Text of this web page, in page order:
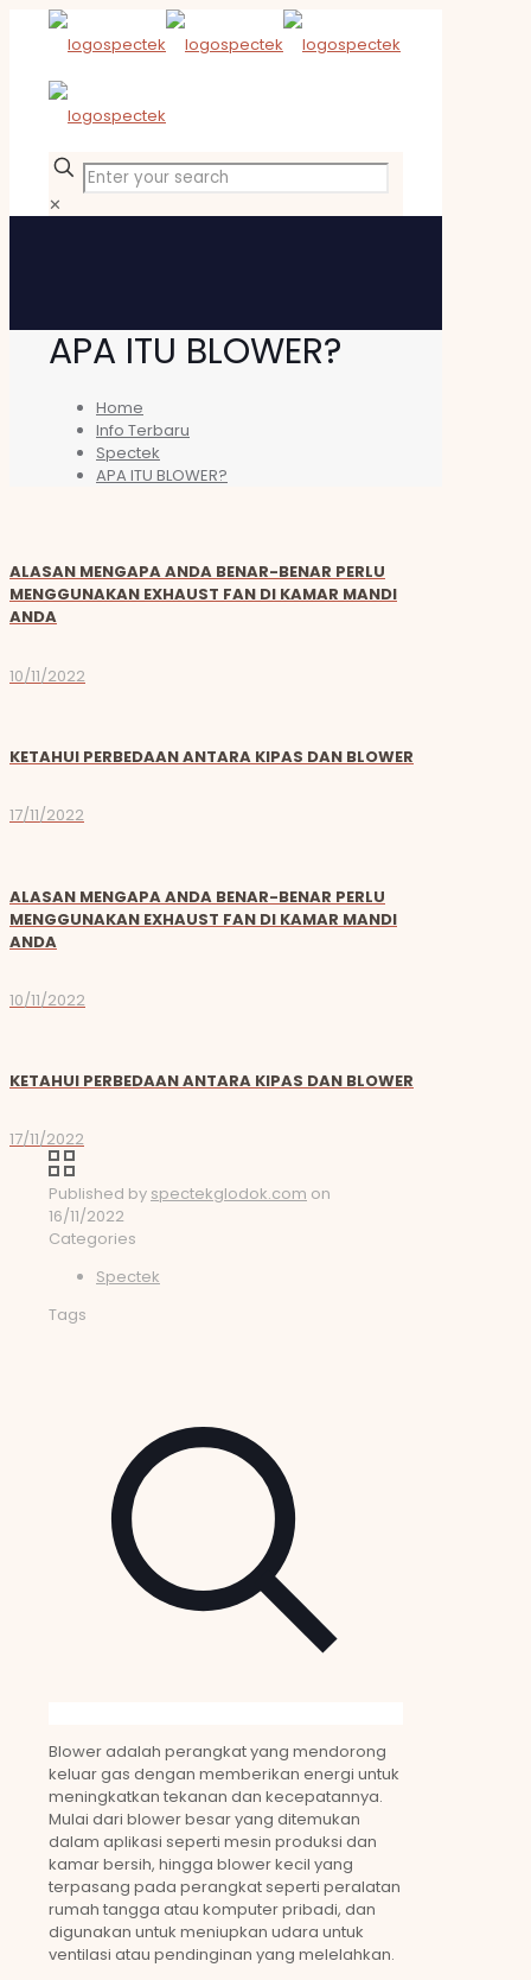
✕
APA ITU BLOWER?
Home
Info Terbaru
Spectek
APA ITU BLOWER?
ALASAN MENGAPA ANDA BENAR-BENAR PERLU
MENGGUNAKAN EXHAUST FAN DI KAMAR MANDI
ANDA
10/11/2022
KETAHUI PERBEDAAN ANTARA KIPAS DAN BLOWER
17/11/2022
ALASAN MENGAPA ANDA BENAR-BENAR PERLU
MENGGUNAKAN EXHAUST FAN DI KAMAR MANDI
ANDA
10/11/2022
KETAHUI PERBEDAAN ANTARA KIPAS DAN BLOWER
17/11/2022
Published by spectekglodok.com on
16/11/2022
Categories
Spectek
Tags
Blower adalah perangkat yang mendorong
keluar gas dengan memberikan energi untuk
meningkatkan tekanan dan kecepatannya.
Mulai dari blower besar yang ditemukan
dalam aplikasi seperti mesin produksi dan
kamar bersih, hingga blower kecil yang
terpasang pada perangkat seperti peralatan
rumah tangga atau komputer pribadi, dan
digunakan untuk meniupkan udara untuk
ventilasi atau pendinginan yang melelahkan.